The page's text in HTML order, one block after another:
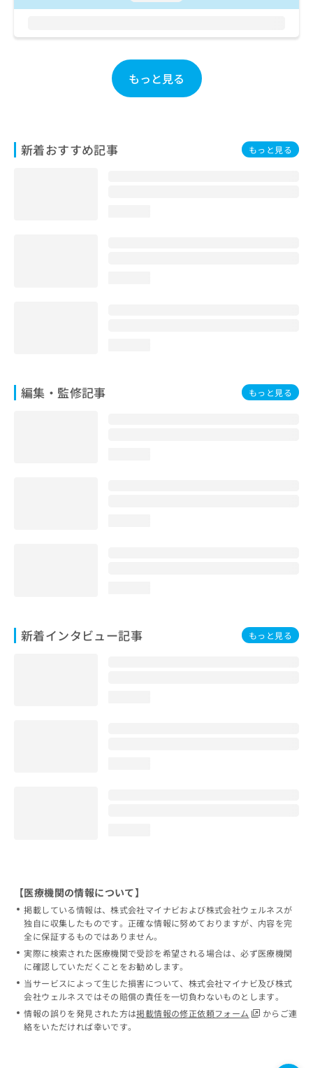
もっと見る
新着おすすめ記事 もっと見る
編集・監修記事 もっと見る
新着インタビュー記事 もっと見る
お
い
【医療機関の情報について】
掲載している情報は、株式会社マイナビおよび株式会社ウェルネスが
独自に収集したものです。正確な情報に努めておりますが、内容を完
全に保証するものではありません。
実際に検索された医療機関で受診を希望される場合は、必ず医療機関
に確認していただくことをお勧めします。
当サービスによって生じた損害について、株式会社マイナビ及び株式
会社ウェルネスではその賠償の責任を一切負わないものとします。
情報の誤りを発見された方は掲載情報の修正依頼フォーム
からご連
絡をいただければ幸いです。